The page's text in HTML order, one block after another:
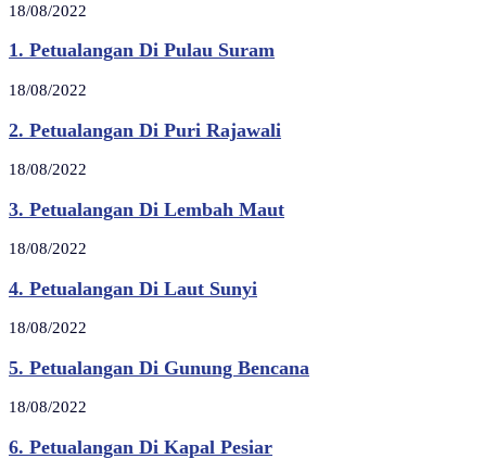
18/08/2022
1. Petualangan Di Pulau Suram
18/08/2022
2. Petualangan Di Puri Rajawali
18/08/2022
3. Petualangan Di Lembah Maut
18/08/2022
4. Petualangan Di Laut Sunyi
18/08/2022
5. Petualangan Di Gunung Bencana
18/08/2022
6. Petualangan Di Kapal Pesiar